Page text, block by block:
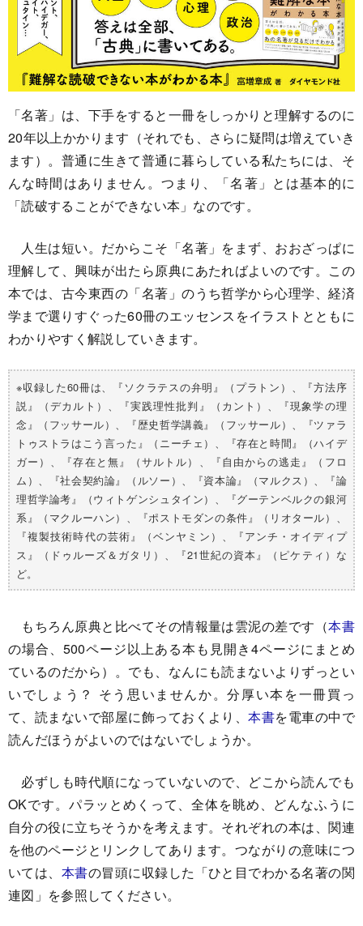
「名著」は、下手をすると一冊をしっかりと理解するのに
20年以上かかります（それでも、さらに疑問は増えていき
ます）。普通に生きて普通に暮らしている私たちには、そ
んな時間はありません。つまり、「名著」とは基本的に
「読破することができない本」なのです。
人生は短い。だからこそ「名著」をまず、おおざっぱに
理解して、興味が出たら原典にあたればよいのです。この
本では、古今東西の「名著」のうち哲学から心理学、経済
学まで選りすぐった60冊のエッセンスをイラストとともに
わかりやすく解説していきます。
※収録した60冊は、『ソクラテスの弁明』（プラトン）、『方法序
説』（デカルト）、『実践理性批判』（カント）、『現象学の理
念』（フッサール）、『歴史哲学講義』（フッサール）、『ツァラ
トゥストラはこう言った』（ニーチェ）、『存在と時間』（ハイデ
ガー）、『存在と無』（サルトル）、『自由からの逃走』（フロ
ム）、『社会契約論』（ルソー）、『資本論』（マルクス）、『論
理哲学論考』（ウィトゲンシュタイン）、『グーテンベルクの銀河
系』（マクルーハン）、『ポストモダンの条件』（リオタール）、
『複製技術時代の芸術』（ベンヤミン）、『アンチ・オイディプ
ス』（ドゥルーズ＆ガタリ）、『21世紀の資本』（ピケティ）な
ど。
もちろん原典と比べてその情報量は雲泥の差です（本書
の場合、500ページ以上ある本も見開き4ページにまとめ
ているのだから）。でも、なんにも読まないよりずっとい
いでしょう？ そう思いませんか。分厚い本を一冊買っ
て、読まないで部屋に飾っておくより、本書を電車の中で
読んだほうがよいのではないでしょうか。
必ずしも時代順になっていないので、どこから読んでも
OKです。パラッとめくって、全体を眺め、どんなふうに
自分の役に立ちそうかを考えます。それぞれの本は、関連
を他のページとリンクしてあります。つながりの意味につ
いては、 本書の冒頭に収録した「ひと目でわかる名著の関
連図」を参照してください。